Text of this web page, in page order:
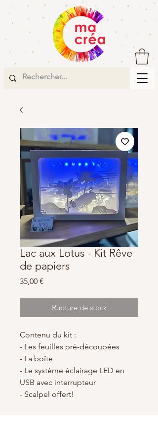
Lac aux Lotus - Kit Rêve
de papiers
35,00 €
Rupture de stock
Contenu du kit :
- Les feuilles pré-découpées
- La boîte
- Le système éclairage LED en
USB avec interrupteur
- Scalpel offert!